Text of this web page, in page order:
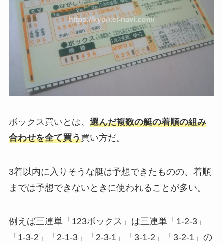
ボックス買いとは、 選んだ複数の艇の着順の組み
合わせを全て買う買い方だ。
3着以内に入りそうな艇は予想できたものの、着順
までは予想できないときに使われることが多い。
例えば三連単「123ボックス」は三連単「1-2-3」
「1-3-2」「2-1-3」「2-3-1」「3-1-2」「3-2-1」の